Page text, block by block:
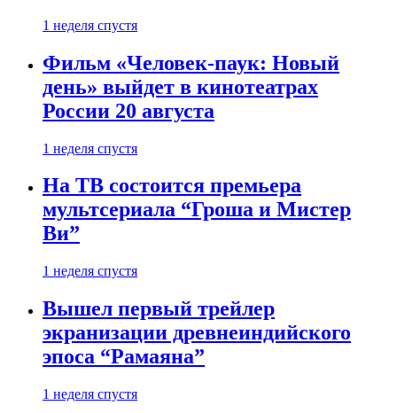
1 неделя спустя
Фильм «Человек-паук: Новый
день» выйдет в кинотеатрах
России 20 августа
1 неделя спустя
На ТВ состоится премьера
мультсериала “Гроша и Мистер
Ви”
1 неделя спустя
Вышел первый трейлер
экранизации древнеиндийского
эпоса “Рамаяна”
1 неделя спустя